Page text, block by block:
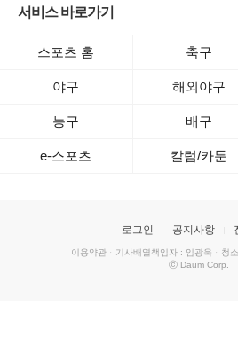
서비스 바로가기
스포츠 홈 축구
야구 해외야구
농구 배구
e-스포츠 칼럼/카툰
로그인 공지사항
이용약관 · 기사배열책임자 : 임광욱 · 청
ⓒ Daum Corp.